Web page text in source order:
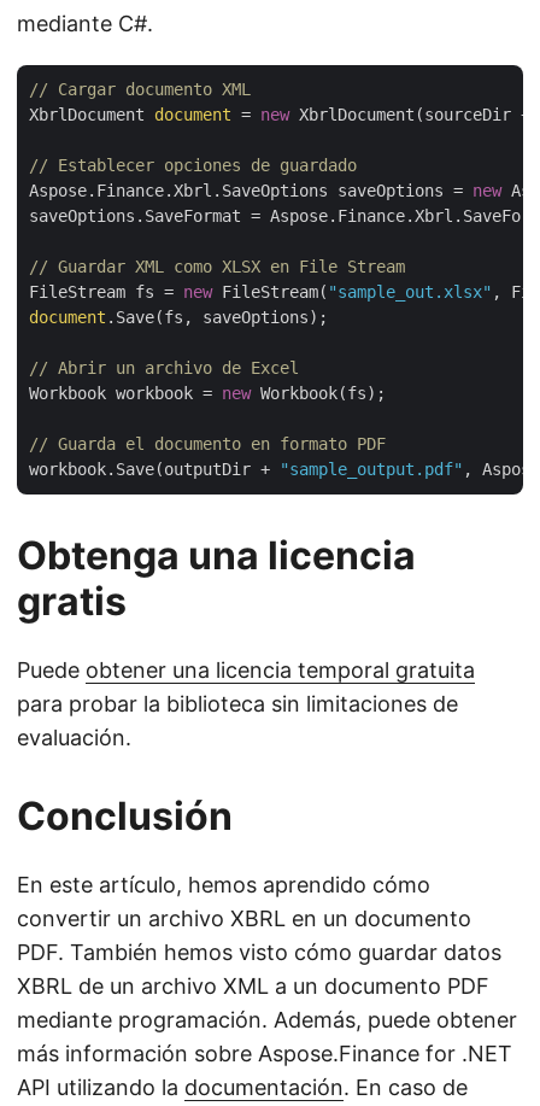
mediante C#.
// Cargar documento XML
XbrlDocument document = new XbrlDocument(sourceDir +
// Establecer opciones de guardado
Aspose.Finance.Xbrl.SaveOptions saveOptions = new
saveOptions.SaveFormat =
// Guardar XML como XLSX en File Stream
FileStream fs = new FileStream( "sample_out.xlsx"
document .Save(fs, saveOptions);
// Abrir un archivo de Excel
Workbook workbook = new Workbook(fs);
// Guarda el documento en formato PDF
workbook.Save(outputDir +
"sample_output.pdf"
Obtenga una licencia
gratis
Puede obtener una licencia temporal gratuita
para probar la biblioteca sin limitaciones de
evaluación.
Conclusión
En este artículo, hemos aprendido cómo
convertir un archivo XBRL en un documento
PDF. También hemos visto cómo guardar datos
XBRL de un archivo XML a un documento PDF
mediante programación. Además, puede obtener
más información sobre Aspose.Finance for .NET
API utilizando la documentación. En caso de